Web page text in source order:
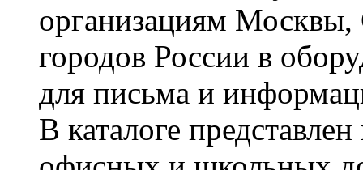
организациям Москвы,
городов России в
для письма и
В каталоге